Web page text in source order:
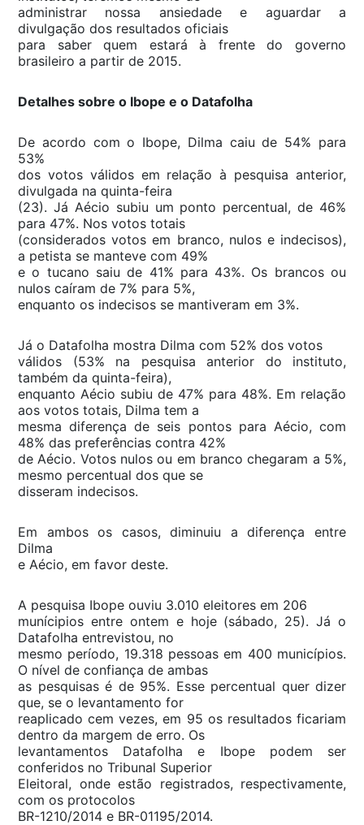
administrar nossa ansiedade e aguardar a
divulgação dos resultados oficiais
para saber quem estará à frente do governo
brasileiro a partir de 2015.
Detalhes sobre o Ibope e o Datafolha
De acordo com o Ibope, Dilma caiu de 54% para
53%
dos votos válidos em relação à pesquisa anterior,
divulgada na quinta-feira
(23). Já Aécio subiu um ponto percentual, de 46%
para 47%. Nos votos totais
(considerados votos em branco, nulos e indecisos),
a petista se manteve com 49%
e o tucano saiu de 41% para 43%. Os brancos ou
nulos caíram de 7% para 5%,
enquanto os indecisos se mantiveram em 3%.
Já o Datafolha mostra Dilma com 52% dos votos
válidos (53% na pesquisa anterior do instituto,
também da quinta-feira),
enquanto Aécio subiu de 47% para 48%. Em relação
aos votos totais, Dilma tem a
mesma diferença de seis pontos para Aécio, com
48% das preferências contra 42%
de Aécio. Votos nulos ou em branco chegaram a 5%,
mesmo percentual dos que se
disseram indecisos.
Em ambos os casos, diminuiu a diferença entre
Dilma
e Aécio, em favor deste.
A pesquisa Ibope ouviu 3.010 eleitores em 206
munícipios entre ontem e hoje (sábado, 25). Já o
Datafolha entrevistou, no
mesmo período, 19.318 pessoas em 400 municípios.
O nível de confiança de ambas
as pesquisas é de 95%. Esse percentual quer dizer
que, se o levantamento for
reaplicado cem vezes, em 95 os resultados ficariam
dentro da margem de erro. Os
levantamentos Datafolha e Ibope podem ser
conferidos no Tribunal Superior
Eleitoral, onde estão registrados, respectivamente,
com os protocolos
BR-1210/2014 e BR-01195/2014.